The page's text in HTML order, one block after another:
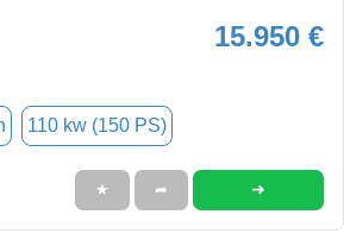
15.950 €
110 kw (150 PS)
★ ➦ ➜